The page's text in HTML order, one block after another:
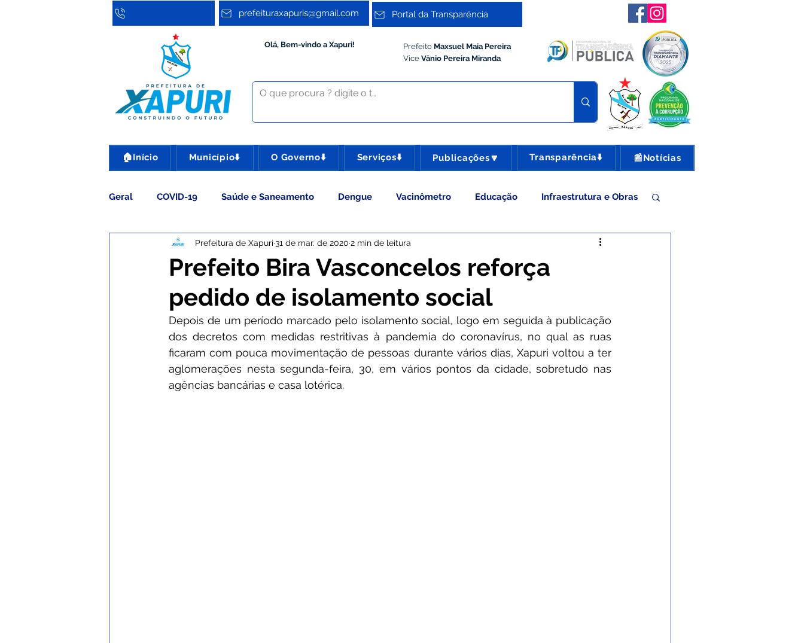
prefeituraxapuris@gmail.com Portal da Transparência
Olá, Bem-vindo a Xapuri! Prefeito Maxsuel Maia Pereira
Vice Vânio Pereira Miranda
🏠Início Município⬇️ O Governo⬇️ Serviços⬇️ Publicações🔽 Transparência⬇️ 📰Notícias
Geral COVID-19 Saúde e Saneamento Dengue Vacinômetro Educação Infraestrutura e Obras
Assistência Social Cultura Esporte e Lazer Administração e Gestão
Comunicados e Avisos Concursos Agricultura e Produção Comunidade
Institucional e Governo Nota Pesar Campanhas Datas Comemorativas Convênios e Parcerias
Nota de Esclarecimento Convite Vigilância Sanitária
Prefeito Bira Vasconcelos reforça
pedido de isolamento social
Prefeitura de Xapuri 31 de mar. de 2020 2 min de leitura
Depois de um período marcado pelo isolamento social, logo em seguida à publicação
dos decretos com medidas restritivas à pandemia do coronavírus, no qual as ruas
ficaram com pouca movimentação de pessoas durante vários dias, Xapuri voltou a ter
aglomerações nesta segunda-feira, 30, em vários pontos da cidade, sobretudo nas
agências bancárias e casa lotérica.